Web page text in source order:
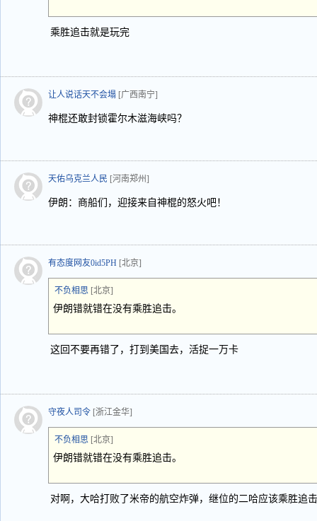
乘胜追击就是玩完
让人说话天不会塌 [广西南宁]
神棍还敢封锁霍尔木滋海峡吗？
天佑乌克兰人民 [河南郑州]
伊朗：商船们，迎接来自神棍的怒火吧！
有态度网友0id5PH [北京]
不负相思 [北京]
伊朗错就错在没有乘胜追击。
这回不要再错了，打到美国去，活捉一万卡
守夜人司令 [浙江金华]
不负相思 [北京]
伊朗错就错在没有乘胜追击。
对啊，大哈打败了米帝的航空炸弹，继位的二哈应该乘胜追